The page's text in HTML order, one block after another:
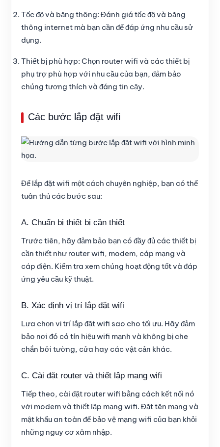
Tốc độ và băng thông: Đánh giá tốc độ và băng
thông internet mà bạn cần để đáp ứng nhu cầu sử
dụng.
Thiết bị phù hợp: Chọn router wifi và các thiết bị
phụ trợ phù hợp với nhu cầu của bạn, đảm bảo
chúng tương thích và đáng tin cậy.
Các bước lắp đặt wifi
Để lắp đặt wifi một cách chuyên nghiệp, bạn có thể
tuân thủ các bước sau:
A. Chuẩn bị thiết bị cần thiết
Trước tiên, hãy đảm bảo bạn có đầy đủ các thiết bị
cần thiết như router wifi, modem, cáp mạng và
cáp điện. Kiểm tra xem chúng hoạt động tốt và đáp
ứng yêu cầu kỹ thuật.
B. Xác định vị trí lắp đặt wifi
Lựa chọn vị trí lắp đặt wifi sao cho tối ưu. Hãy đảm
bảo nơi đó có tín hiệu wifi mạnh và không bị che
chắn bởi tường, cửa hay các vật cản khác.
C. Cài đặt router và thiết lập mạng wifi
Tiếp theo, cài đặt router wifi bằng cách kết nối nó
với modem và thiết lập mạng wifi. Đặt tên mạng và
mật khẩu an toàn để bảo vệ mạng wifi của bạn khỏi
những nguy cơ xâm nhập.